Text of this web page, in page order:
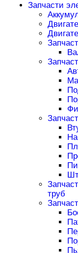
Запчасти
труб